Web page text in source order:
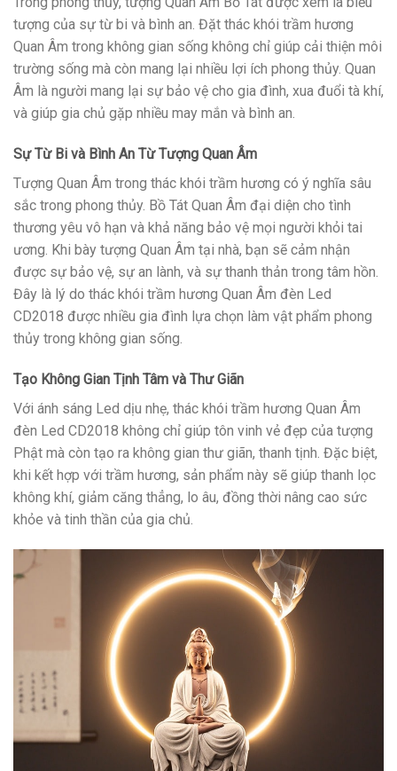
tượng của sự từ bi và bình an. Đặt thác khói trầm hương
Quan Âm trong không gian sống không chỉ giúp cải thiện môi
trường sống mà còn mang lại nhiều lợi ích phong thủy. Quan
Âm là người mang lại sự bảo vệ cho gia đình, xua đuổi tà khí,
và giúp gia chủ gặp nhiều may mắn và bình an.
Sự Từ Bi và Bình An Từ Tượng Quan Âm
Tượng Quan Âm trong thác khói trầm hương có ý nghĩa sâu
sắc trong phong thủy. Bồ Tát Quan Âm đại diện cho tình
thương yêu vô hạn và khả năng bảo vệ mọi người khỏi tai
ương. Khi bày tượng Quan Âm tại nhà, bạn sẽ cảm nhận
được sự bảo vệ, sự an lành, và sự thanh thản trong tâm hồn.
Đây là lý do thác khói trầm hương Quan Âm đèn Led
CD2018 được nhiều gia đình lựa chọn làm vật phẩm phong
thủy trong không gian sống.
Tạo Không Gian Tịnh Tâm và Thư Giãn
Với ánh sáng Led dịu nhẹ, thác khói trầm hương Quan Âm
đèn Led CD2018 không chỉ giúp tôn vinh vẻ đẹp của tượng
Phật mà còn tạo ra không gian thư giãn, thanh tịnh. Đặc biệt,
khi kết hợp với trầm hương, sản phẩm này sẽ giúp thanh lọc
không khí, giảm căng thẳng, lo âu, đồng thời nâng cao sức
khỏe và tinh thần của gia chủ.